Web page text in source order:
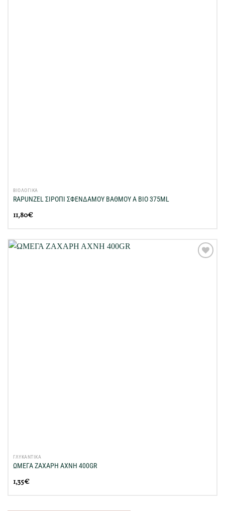
ΒΙΟΛΟΓΙΚΑ
RAPUNZEL ΣΙΡΟΠΙ ΣΦΕΝΔΑΜΟΥ ΒΑΘΜΟΥ Α BIO 375ML
11,80€
ΓΛΥΚΑΝΤΙΚΑ
ΩΜΕΓΑ ΖΑΧΑΡΗ ΑΧΝΗ 400GR
1,35€